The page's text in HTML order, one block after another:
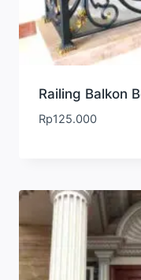
Railing Balkon
Rp125.000